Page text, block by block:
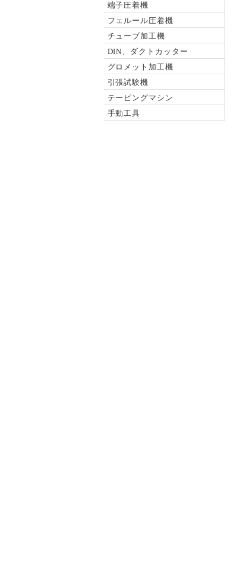
端子圧着機
フェルール圧着機
チューブ加工機
DIN、ダクトカッター
グロメット加工機
引張試験機
テーピングマシン
手動工具